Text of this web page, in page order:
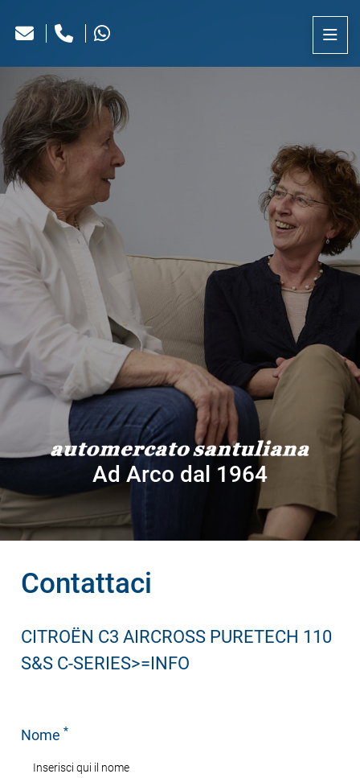
Ad Arco dal 1964
Contattaci
CITROËN C3 AIRCROSS PURETECH 110
S&S C-SERIES>=INFO
Nome*